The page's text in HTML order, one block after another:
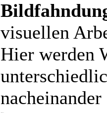
visuellen
Hier werden